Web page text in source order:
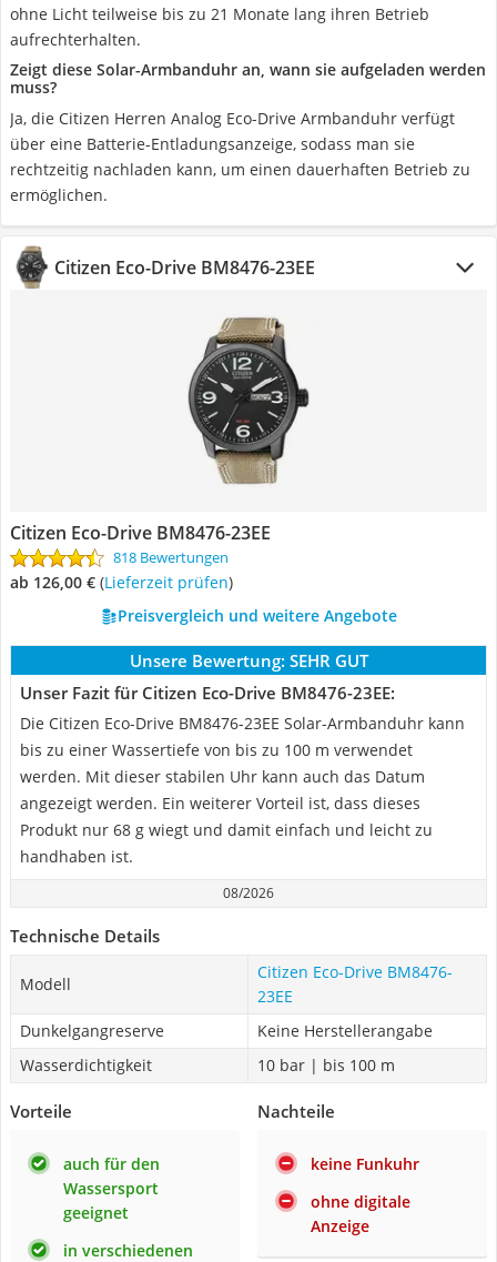
ohne Licht teilweise bis zu 21 Monate lang ihren Betrieb
aufrechterhalten.
Zeigt diese Solar-Armbanduhr an, wann sie aufgeladen werden
muss?
Ja, die Citizen Herren Analog Eco-Drive Armbanduhr verfügt
über eine Batterie-Entladungsanzeige, sodass man sie
rechtzeitig nachladen kann, um einen dauerhaften Betrieb zu
ermöglichen.
Citizen Eco-Drive BM8476-23EE
Citizen Eco-Drive BM8476-23EE
818 Bewertungen
ab 126,00 € (Lieferzeit prüfen)
Preisvergleich und weitere Angebote
Unsere Bewertung: SEHR GUT
Unser Fazit für Citizen Eco-Drive BM8476-23EE:
Die Citizen Eco-Drive BM8476-23EE Solar-Armbanduhr kann
bis zu einer Wassertiefe von bis zu 100 m verwendet
werden. Mit dieser stabilen Uhr kann auch das Datum
angezeigt werden. Ein weiterer Vorteil ist, dass dieses
Produkt nur 68 g wiegt und damit einfach und leicht zu
handhaben ist.
08/2026
Technische Details
Modell
Citizen Eco-Drive BM8476-
23EE
Dunkelgangreserve
Keine Herstellerangabe
Wasserdichtigkeit
10 bar | bis 100 m
Vorteile
auch für den
Wassersport
geeignet
in verschiedenen
Nachteile
keine Funkuhr
ohne digitale
Anzeige